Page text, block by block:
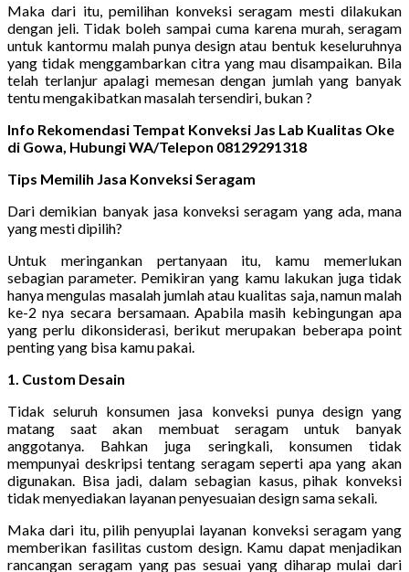
Maka dari itu, pemilihan konveksi seragam mesti dilakukan
dengan jeli. Tidak boleh sampai cuma karena murah, seragam
untuk kantormu malah punya design atau bentuk keseluruhnya
yang tidak menggambarkan citra yang mau disampaikan. Bila
telah terlanjur apalagi memesan dengan jumlah yang banyak
tentu mengakibatkan masalah tersendiri, bukan ?
Info Rekomendasi Tempat Konveksi Jas Lab Kualitas Oke
di Gowa, Hubungi WA/Telepon 08129291318
Tips Memilih Jasa Konveksi Seragam
Dari demikian banyak jasa konveksi seragam yang ada, mana
yang mesti dipilih?
Untuk meringankan pertanyaan itu, kamu memerlukan
sebagian parameter. Pemikiran yang kamu lakukan juga tidak
hanya mengulas masalah jumlah atau kualitas saja, namun malah
ke-2 nya secara bersamaan. Apabila masih kebingungan apa
yang perlu dikonsiderasi, berikut merupakan beberapa point
penting yang bisa kamu pakai.
1. Custom Desain
Tidak seluruh konsumen jasa konveksi punya design yang
matang saat akan membuat seragam untuk banyak
anggotanya. Bahkan juga seringkali, konsumen tidak
mempunyai deskripsi tentang seragam seperti apa yang akan
digunakan. Bisa jadi, dalam sebagian kasus, pihak konveksi
tidak menyediakan layanan penyesuaian design sama sekali.
Maka dari itu, pilih penyuplai layanan konveksi seragam yang
memberikan fasilitas custom design. Kamu dapat menjadikan
rancangan seragam yang pas sesuai yang diharap mulai dari